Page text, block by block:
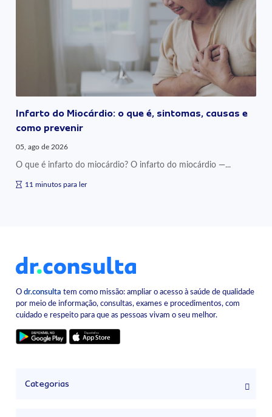
Infarto do Miocárdio: o que é, sintomas, causas e
como prevenir
05, ago de 2026
O que é infarto do miocárdio? O infarto do miocárdio —...
11 minutos para ler
Odr.consulta tem como missão: ampliar o acesso à saúde de qualidade
por meio de informação, consultas, exames e procedimentos, com
cuidado e respeito para que as pessoas vivam o seu melhor.
Categorias